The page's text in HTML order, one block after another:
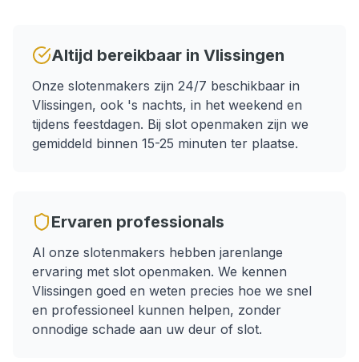
Altijd bereikbaar in Vlissingen
Onze slotenmakers zijn 24/7 beschikbaar in
Vlissingen, ook 's nachts, in het weekend en
tijdens feestdagen. Bij slot openmaken zijn we
gemiddeld binnen 15-25 minuten ter plaatse.
Ervaren professionals
Al onze slotenmakers hebben jarenlange
ervaring met slot openmaken. We kennen
Vlissingen goed en weten precies hoe we snel
en professioneel kunnen helpen, zonder
onnodige schade aan uw deur of slot.